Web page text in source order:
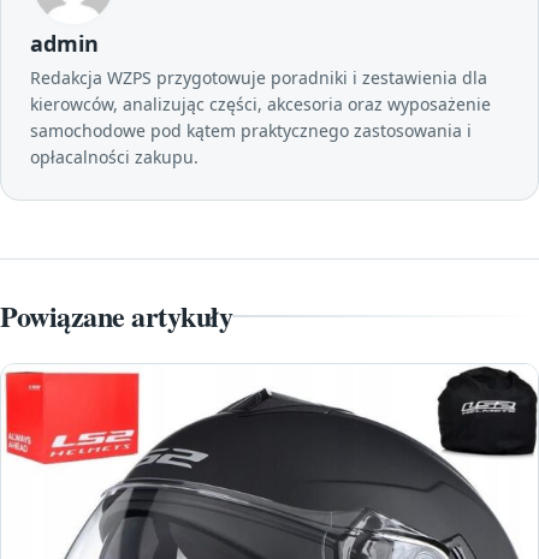
admin
Redakcja WZPS przygotowuje poradniki i zestawienia dla
kierowców, analizując części, akcesoria oraz wyposażenie
samochodowe pod kątem praktycznego zastosowania i
opłacalności zakupu.
Powiązane artykuły